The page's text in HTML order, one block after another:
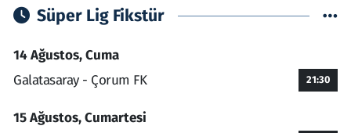
Süper Lig Fikstür
14 Ağustos, Cuma
Galatasaray - Çorum FK
21:30
15 Ağustos, Cumartesi